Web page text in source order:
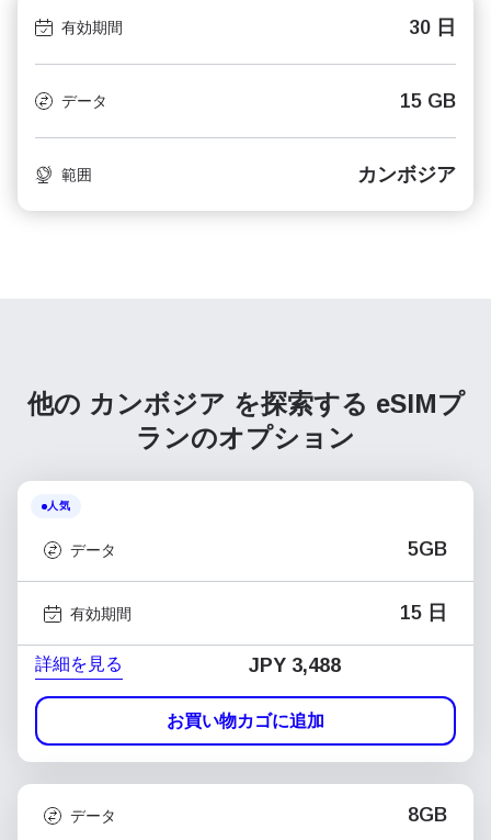
有効期間 30 日
データ 15 GB
範囲 カンボジア
他の カンボジア を探索する eSIMプ
ランのオプション
人気
データ 5GB
有効期間 15 日
詳細を見る JPY 3,488
お買い物カゴに追加
データ 8GB